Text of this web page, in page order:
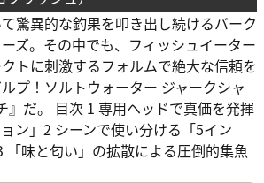
驚異的な釣果を叩き出し続けるバーク
ズ。その中でも、フィッシュイーター
トに刺激するフォルムで絶大な信頼を
プ！ソルトウォーター ジャークシャ
』だ。 目次 1 専用ヘッドで真価を発揮
ン」2 シーンで使い分ける「5イン
「味と匂い」の拡散による圧倒的集魚